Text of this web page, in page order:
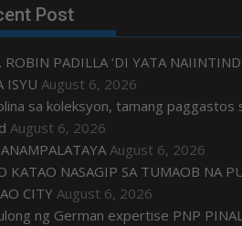
Post
ROBIN PADILLA ‘DI YATA
ISYU August 6, 2026
sa koleksyon, tamang paggastos
August 6, 2026
August 6, 2026
KATAO NASAGIP SA TUMAOB NA
CITY August 6, 2026
ng German expertise PNP